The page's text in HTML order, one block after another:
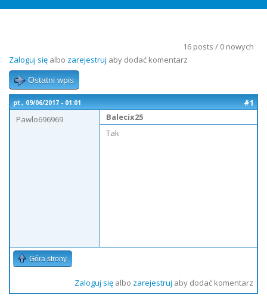
16 posts / 0 nowych
Zaloguj się albo zarejestruj aby dodać komentarz
Ostatni wpis
pt., 09/06/2017 - 01:01
#1
Pawlo696969
Balecix25
Tak
Góra strony
Zaloguj sięalbo zarejestruj aby dodać komentarz